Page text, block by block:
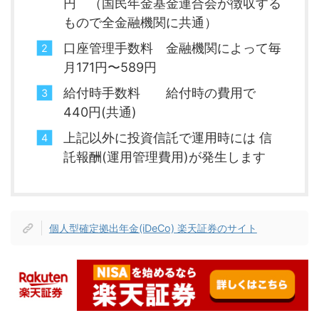
円 （国民年金基金連合会が徴収する
もので全金融機関に共通）
口座管理手数料 金融機関によって毎
月171円〜589円
給付時手数料 給付時の費用で
440円(共通)
上記以外に投資信託で運用時には 信
託報酬(運用管理費用)が発生します
個人型確定拠出年金(iDeCo) 楽天証券のサイト